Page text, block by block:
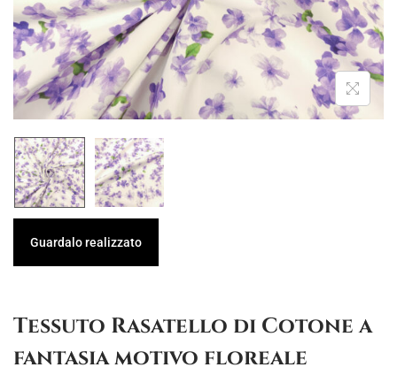
g
a
z
o
u
t
o
Guardalo realizzato
Tessuto Rasatello di Cotone a
fantasia motivo floreale